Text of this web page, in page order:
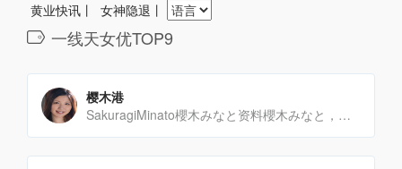
黄业快讯 丨 女神隐退 丨
一线天女优TOP9
樱木港
SakuragiMinato櫻木みなと资料櫻木みなと，日本新人女优，2025年4月以Fitch专属新人身[…]